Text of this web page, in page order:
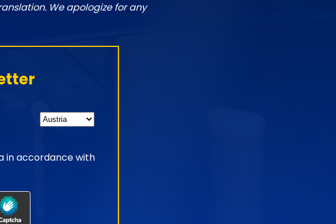
We apologize for any
in accordance with